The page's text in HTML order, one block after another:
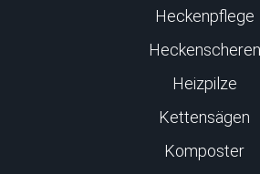
Heckenpflege
Heckenscheren
Heizpilze
Kettensägen
Komposter